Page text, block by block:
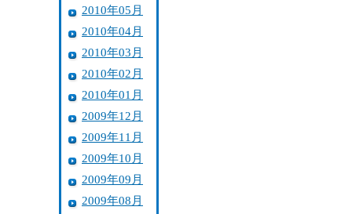
2010年05月
2010年04月
2010年03月
2010年02月
2010年01月
2009年12月
2009年11月
2009年10月
2009年09月
2009年08月